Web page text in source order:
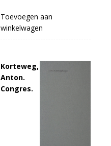
Toevoegen aan
winkelwagen
Korteweg,
Anton.
Congres.